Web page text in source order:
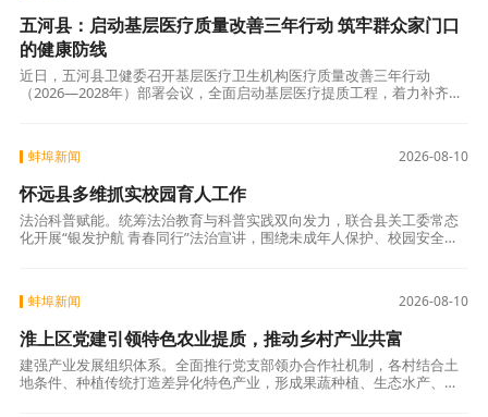
五河县：启动基层医疗质量改善三年行动 筑牢群众家门口
的健康防线
近日，五河县卫健委召开基层医疗卫生机构医疗质量改善三年行动
（2026—2028年）部署会议，全面启动基层医疗提质工程，着力补齐基
2026-08-10
蚌埠新闻
怀远县多维抓实校园育人工作
法治科普赋能。统筹法治教育与科普实践双向发力，联合县关工委常态
化开展“银发护航 青春同行”法治宣讲，围绕未成年人保护、校园安全、
2026-08-10
蚌埠新闻
淮上区党建引领特色农业提质，推动乡村产业共富
建强产业发展组织体系。全面推行党支部领办合作社机制，各村结合土
地条件、种植传统打造差异化特色产业，形成果蔬种植、生态水产、林